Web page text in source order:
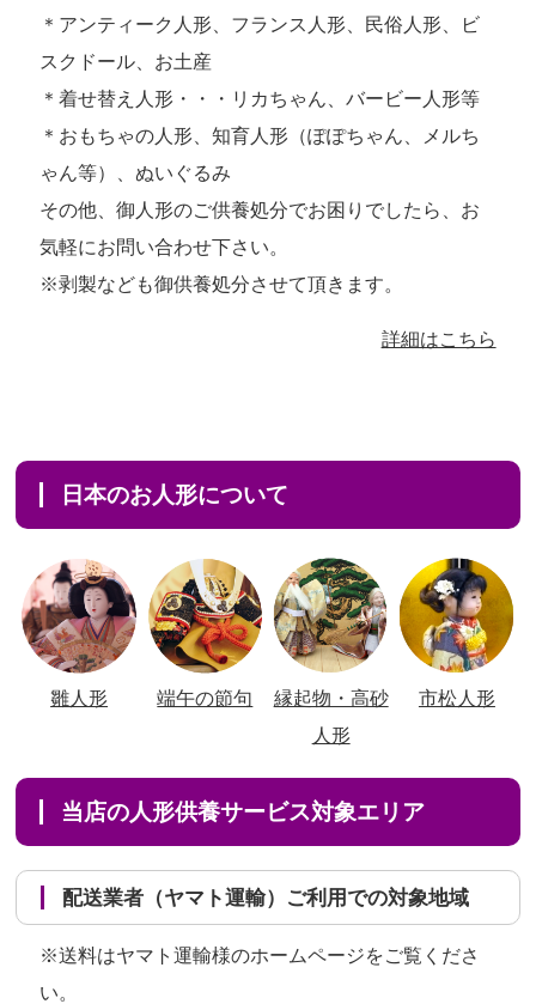
＊アンティーク人形、フランス人形、民俗人形、ビ
スクドール、お土産
＊着せ替え人形・・・リカちゃん、バービー人形等
＊おもちゃの人形、知育人形（ぽぽちゃん、メルち
ゃん等）、ぬいぐるみ
その他、御人形のご供養処分でお困りでしたら、お
気軽にお問い合わせ下さい。
※剥製なども御供養処分させて頂きます。
詳細はこちら
日本のお人形について
雛人形 端午の節句
縁起物・高砂
人形
市松人形
当店の人形供養サービス対象エリア
配送業者（ヤマト運輸）ご利用での対象地域
※送料はヤマト運輸様のホームページをご覧くださ
い。